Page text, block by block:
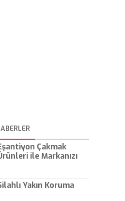
Çakmak
ile Markanızı
Yakın Koruma